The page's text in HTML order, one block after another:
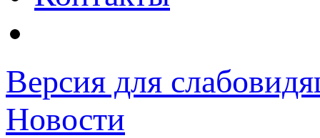
Версия для
Новости